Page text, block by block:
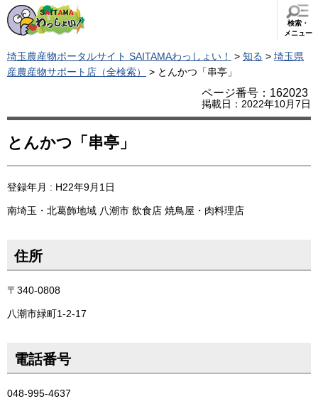
検索・
メニュー
埼玉農産物ポータルサイト SAITAMAわっしょい！ > 知る > 埼玉県
産農産物サポート店（全検索）
> とんかつ「串亭」
ページ番号：162023
掲載日：2022年10月7日
とんかつ「串亭」
登録年月 : H22年9月1日
南埼玉・北葛飾地域 八潮市 飲食店 焼鳥屋・肉料理店
住所
〒340-0808
八潮市緑町1-2-17
電話番号
048-995-4637